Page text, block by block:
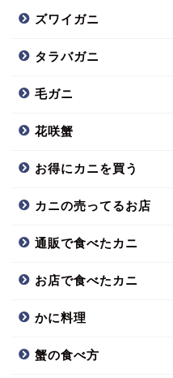
ズワイガニ
タラバガニ
毛ガニ
花咲蟹
お得にカニを買う
カニの売ってるお店
通販で食べたカニ
お店で食べたカニ
かに料理
蟹の食べ方